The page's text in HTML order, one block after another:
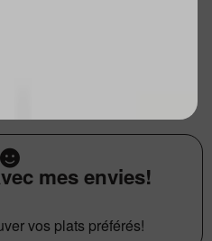
mes envies!
vos plats préférés!